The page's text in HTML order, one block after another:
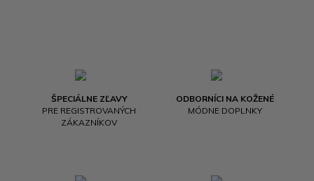
ŠPECIÁLNE ZĽAVY
PRE REGISTROVANÝCH
ZÁKAZNÍKOV
ODBORNÍCI NA KOŽENÉ
MÓDNE DOPLNKY